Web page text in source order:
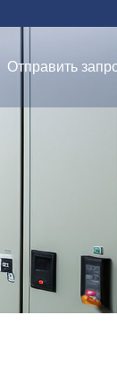
Отправить